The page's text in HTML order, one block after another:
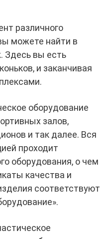
различного
можете найти в
Здесь вы есть
и заканчивая
оборудование
залов,
и так далее. Вся
проходит
оборудования, о чем
качества и
соответствуют